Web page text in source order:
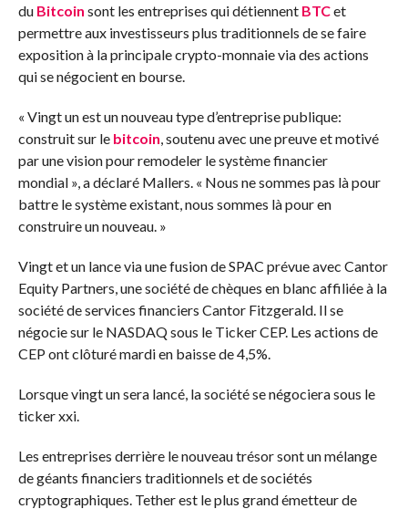
du Bitcoin sont les entreprises qui détiennent BTCet
permettre aux investisseurs plus traditionnels de se faire
exposition à la principale crypto-monnaie via des actions
qui se négocient en bourse.
« Vingt un est un nouveau type d’entreprise publique:
construit sur le bitcoin , soutenu avec une preuve et motivé
par une vision pour remodeler le système financier
mondial », a déclaré Mallers. « Nous ne sommes pas là pour
battre le système existant, nous sommes là pour en
construire un nouveau. »
Vingt et un lance via une fusion de SPAC prévue avec Cantor
Equity Partners, une société de chèques en blanc affiliée à la
société de services financiers Cantor Fitzgerald. Il se
négocie sur le NASDAQ sous le Ticker CEP. Les actions de
CEP ont clôturé mardi en baisse de 4,5%.
Lorsque vingt un sera lancé, la société se négociera sous le
ticker xxi.
Les entreprises derrière le nouveau trésor sont un mélange
de géants financiers traditionnels et de sociétés
cryptographiques. Tether est le plus grand émetteur de